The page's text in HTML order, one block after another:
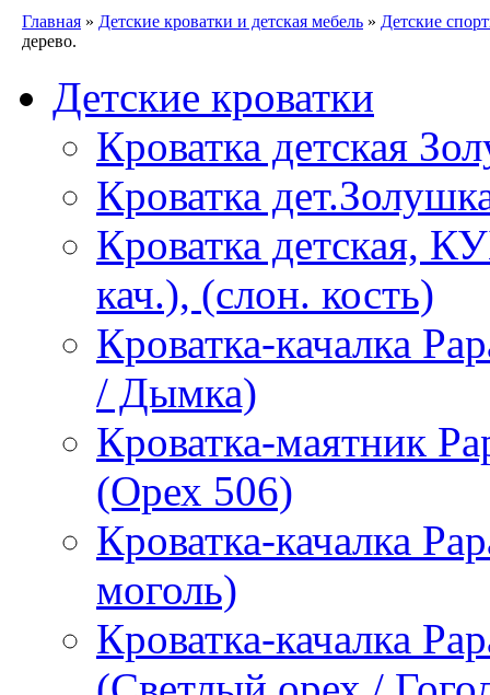
Главная » Детские кроватки и детская мебель » Детские
дерево.
Детские кроватки
Кроватка детская
Кроватка
Кроватка детская,
кач.), (слон. кость)
Кроватка-качалка
/ Дымка)
Кроватка-маятник
(Орех 506)
Кроватка-качалка
моголь)
Кроватка-качалка